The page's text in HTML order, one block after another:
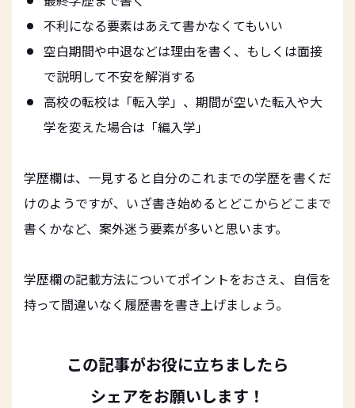
不利になる要素はあえて書かなくてもいい
空白期間や中退などは理由を書く、もしくは面接
で説明して不安を解消する
高校の転校は「転入学」、期間が空いた転入や大
学を変えた場合は「編入学」
学歴欄は、一見すると自分のこれまでの学歴を書くだ
けのようですが、いざ書き始めるとどこからどこまで
書くかなど、案外迷う要素が多いと思います。
学歴欄の記載方法についてポイントをおさえ、自信を
持って間違いなく履歴書を書き上げましょう。
この記事がお役に立ちましたら
シェアをお願いします！